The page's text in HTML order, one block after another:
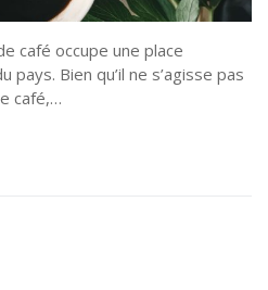
café occupe une place
pays. Bien qu’il ne s’agisse pas
café,…